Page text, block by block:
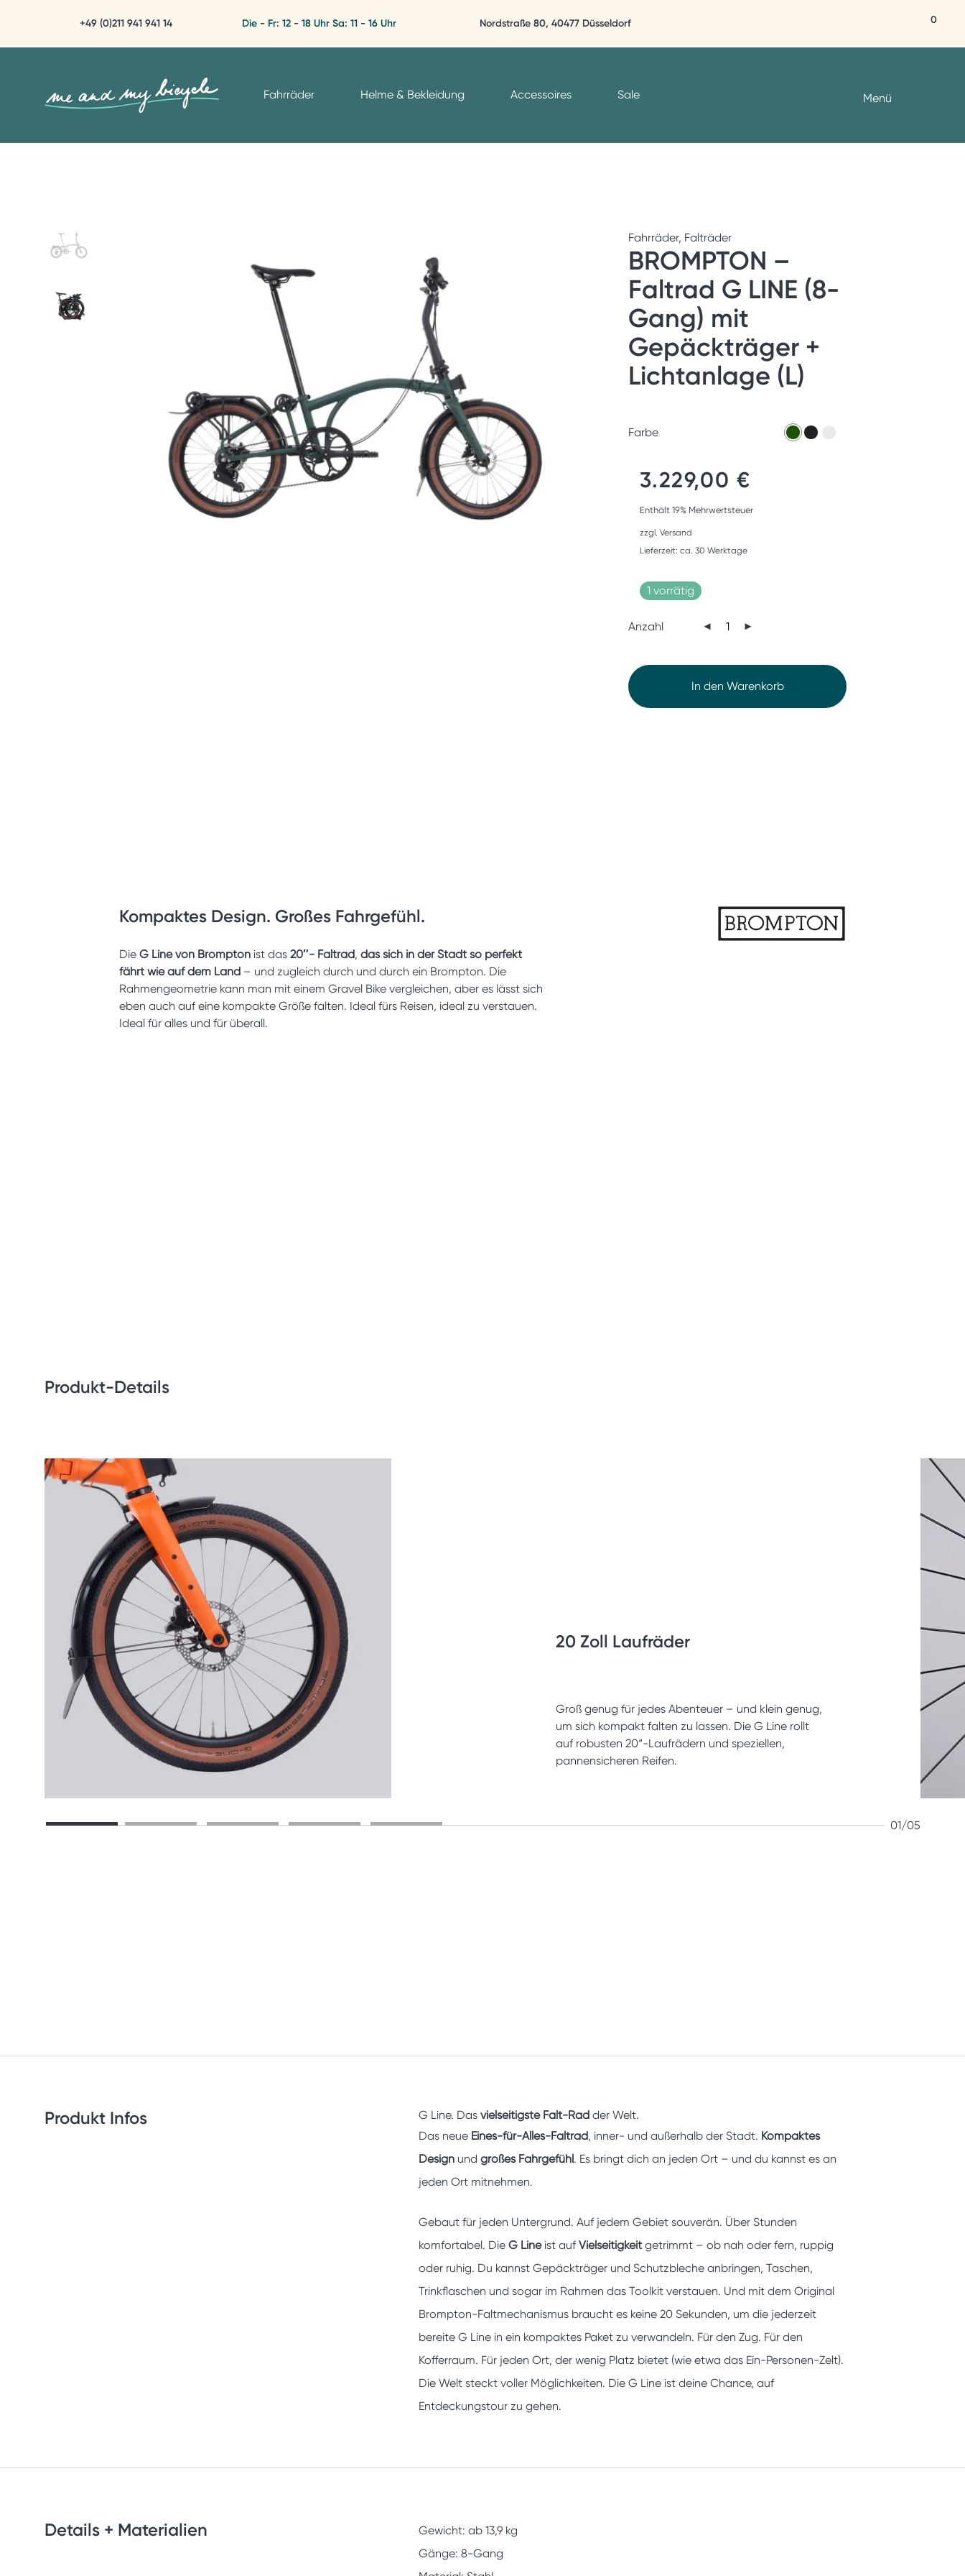
+49 (0)211 941 941 14 Die - Fr: 12 - 18 Uhr Sa: 11 - 16 Uhr Nordstraße 80, 40477 Düsseldorf 0
Fahrräder Helme & Bekleidung Accessoires Sale Menü
Fahrräder, Falträder
BROMPTON –
Faltrad G LINE (8-
Gang) mit
Gepäckträger +
Lichtanlage (L)
Farbe
3.229,00 €
Enthält 19% Mehrwertsteuer
zzgl.Versand
Lieferzeit: ca. 30 Werktage
1 vorrätig
Anzahl
In den Warenkorb
Kompaktes Design. Großes Fahrgefühl.
DieG Line von Brompton ist das20″- Faltrad,das sich in der Stadt so perfekt
fährt wie auf dem Land – und zugleich durch und durch ein Brompton. Die
Rahmengeometrie kann man mit einem Gravel Bike vergleichen, aber es lässt sich
eben auch auf eine kompakte Größe falten. Ideal fürs Reisen, ideal zu verstauen.
Ideal für alles und für überall.
Produkt-Details
20 Zoll Laufräder
Groß genug für jedes Abenteuer – und klein genug,
um sich kompakt falten zu lassen. Die G Line rollt
auf robusten 20“-Laufrädern und speziellen,
pannensicheren Reifen.
01/05
Produkt Infos G Line. Dasvielseitigste Falt-Radder Welt.
Das neue Eines-für-Alles-Faltrad, inner- und außerhalb der Stadt. Kompaktes
Designund großes Fahrgefühl. Es bringt dich an jeden Ort – und du kannst es an
jeden Ort mitnehmen.
Gebaut für jeden Untergrund. Auf jedem Gebiet souverän. Über Stunden
komfortabel. Die G Lineist auf Vielseitigkeitgetrimmt – ob nah oder fern, ruppig
oder ruhig. Du kannst Gepäckträger und Schutzbleche anbringen, Taschen,
Trinkflaschen und sogar im Rahmen das Toolkit verstauen. Und mit dem Original
Brompton-Faltmechanismus braucht es keine 20 Sekunden, um die jederzeit
bereite G Line in ein kompaktes Paket zu verwandeln. Für den Zug. Für den
Kofferraum. Für jeden Ort, der wenig Platz bietet (wie etwa das Ein-Personen-Zelt).
Die Welt steckt voller Möglichkeiten. Die G Line ist deine Chance, auf
Entdeckungstour zu gehen.
Details + Materialien
Gewicht: ab 13,9 kg
Gänge: 8-Gang